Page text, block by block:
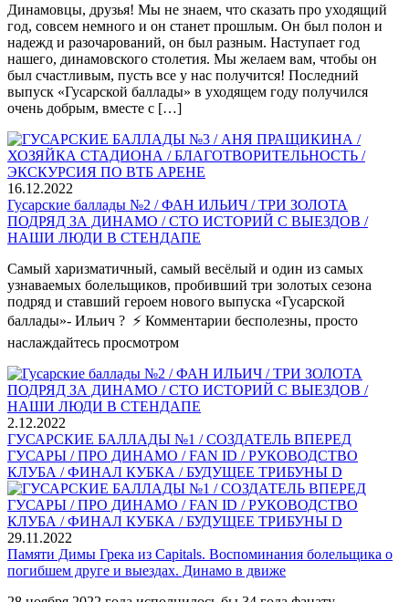
Динамовцы, друзья! Мы не знаем, что сказать про уходящий
год, совсем немного и он станет прошлым. Он был полон и
надежд и разочарований, он был разным. Наступает год
нашего, динамовского столетия. Мы желаем вам, чтобы он
был счастливым, пусть все у нас получится! Последний
выпуск «Гусарской баллады» в уходящем году получился
очень добрым, вместе с […]
16.12.2022
Гусарские баллады №2 / ФАН ИЛЬИЧ / ТРИ ЗОЛОТА
ПОДРЯД ЗА ДИНАМО / СТО ИСТОРИЙ С ВЫЕЗДОВ /
НАШИ ЛЮДИ В СТЕНДАПЕ
Самый харизматичный, самый весёлый и один из самых
узнаваемых болельщиков, пробивший три золотых сезона
подряд и ставший героем нового выпуска «Гусарской
баллады»- Ильич ? ⚡️ Комментарии бесполезны, просто
наслаждайтесь просмотром
2.12.2022
ГУСАРСКИЕ БАЛЛАДЫ №1 / СОЗДАТЕЛЬ ВПЕРЕД
ГУСАРЫ / ПРО ДИНАМО / FAN ID / РУКОВОДСТВО
КЛУБА / ФИНАЛ КУБКА / БУДУЩЕЕ ТРИБУНЫ D
29.11.2022
Памяти Димы Грека из Capitals. Воспоминания болельщика о
погибшем друге и выездах. Динамо в движе